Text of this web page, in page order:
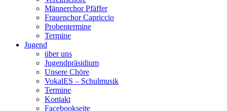
Männerchor Pfäffer
Frauenchor Capriccio
Probentermine
Termine
Jugend
über uns
Jugendpräsidium
Unsere Chöre
VokalES – Schulmusik
Termine
Kontakt
Facebookseite